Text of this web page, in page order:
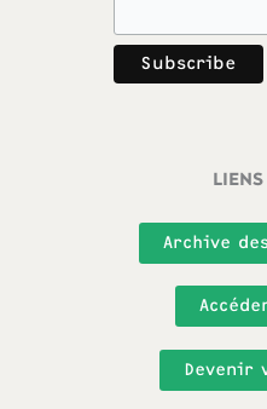
Archive
Devenir